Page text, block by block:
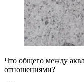
Что общего между
отношениями?